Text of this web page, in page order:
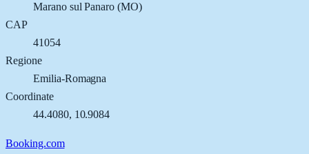
Marano sul Panaro (MO)
CAP
41054
Regione
Emilia-Romagna
Coordinate
44.4080, 10.9084
Booking.com